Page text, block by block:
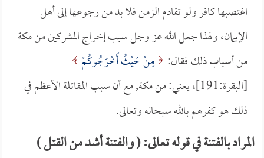
اغتصبها كافر ولو تقادم الزمن فلا بد من رجوعها إلى أهل
الإيمان، ولهذا جعل الله عز وجل سبب إخراج المشركين من مكة
من أسباب ذلك فقال: مِنْ حَيْثُ أَخْرَجُوكُمْ
[البقرة:191]، يعني: من مكة, مع أن سبب المقاتلة الأعظم في
ذلك هو كفرهم بالله سبحانه وتعالى.
المراد بالفتنة في قوله تعالى: ( والفتنة أشد من القتل )